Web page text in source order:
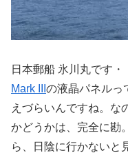
日本郵船 氷川丸です・
Mark III の液晶パネルっ
えづらいんですね。な
かどうかは、完全に勘
ら、日陰に行かないと